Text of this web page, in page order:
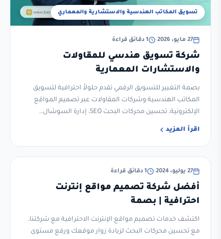
تسويق المكاتب الهندسية والاستشارية والمعماري
27 مايو، 2026 • 1 دقائق قراءة
شركة تسويق هندسي للمقاولات
والاستشارات المعمارية
بصمة التغيير للتسويق الرقمي تقدم حلولاً احترافية لتسويق
المكاتب الهندسية وشركات المقاولات عبر تصميم المواقع
الإلكترونية، تحسين محركات البحث SEO، إدارة السوشال…
اقرأ المزيد
27 يوليو، 2024 • 1 دقائق قراءة
أفضل شركة تصميم مواقع إنترنت
احترافية | بصمة
اكتشف خدمات تصميم مواقع الإنترنت الاحترافية مع شركتنا،
مع تحسين محركات البحث لزيادة زوار موقعك ورفع مستوى